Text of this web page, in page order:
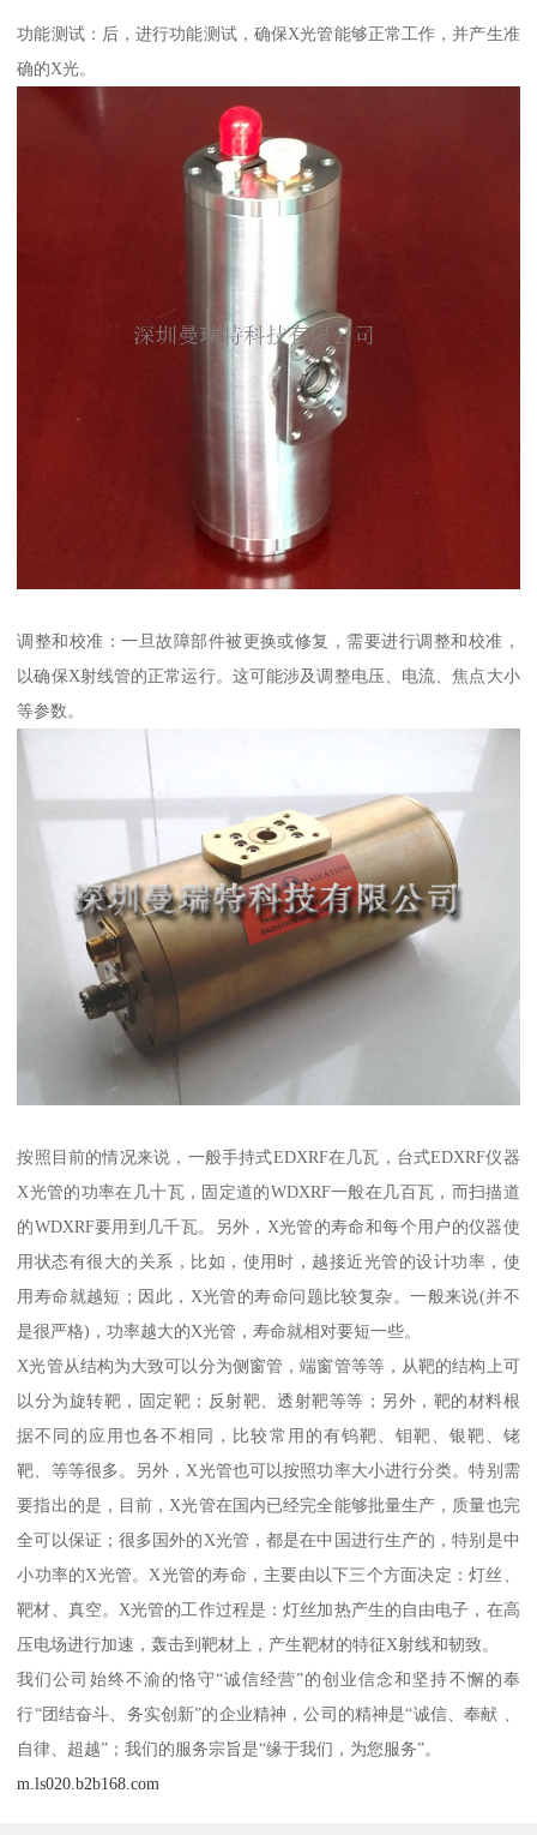
功能测试：后，进行功能测试，确保X光管能够正常工作，并产生准
确的X光。
调整和校准：一旦故障部件被更换或修复，需要进行调整和校准，
以确保X射线管的正常运行。这可能涉及调整电压、电流、焦点大小
等参数。
按照目前的情况来说，一般手持式EDXRF在几瓦，台式EDXRF仪器
X光管的功率在几十瓦，固定道的WDXRF一般在几百瓦，而扫描道
的WDXRF要用到几千瓦。另外，X光管的寿命和每个用户的仪器使
用状态有很大的关系，比如，使用时，越接近光管的设计功率，使
用寿命就越短；因此，X光管的寿命问题比较复杂。一般来说(并不
是很严格)，功率越大的X光管，寿命就相对要短一些。
X光管从结构为大致可以分为侧窗管，端窗管等等，从靶的结构上可
以分为旋转靶，固定靶；反射靶、透射靶等等；另外，靶的材料根
据不同的应用也各不相同，比较常用的有钨靶、钼靶、银靶、铑
靶、等等很多。另外，X光管也可以按照功率大小进行分类。特别需
要指出的是，目前，X光管在国内已经完全能够批量生产，质量也完
全可以保证；很多国外的X光管，都是在中国进行生产的，特别是中
小功率的X光管。X光管的寿命，主要由以下三个方面决定：灯丝、
靶材、真空。X光管的工作过程是：灯丝加热产生的自由电子，在高
压电场进行加速，轰击到靶材上，产生靶材的特征X射线和韧致。
我们公司始终不渝的恪守“诚信经营”的创业信念和坚持不懈的奉
行“团结奋斗、务实创新”的企业精神，公司的精神是“诚信、奉献 、
自律、超越”；我们的服务宗旨是“缘于我们，为您服务”。
m.ls020.b2b168.com